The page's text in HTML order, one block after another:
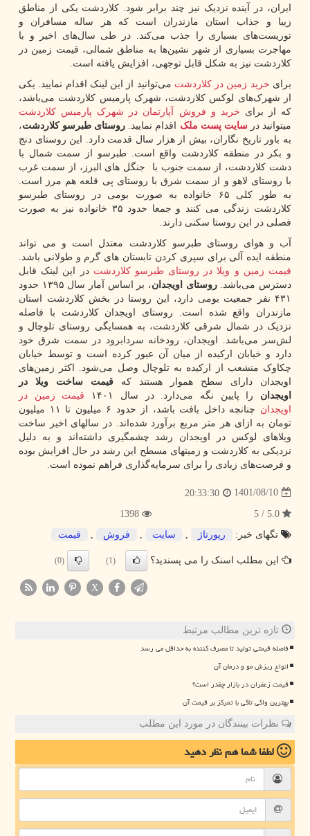
ایران، در آینده نزدیک نیز چند برابر شود. کلاردشت یکی از مناطق
زیبا و جذاب استان مازندران است که هر ساله مسافران و
توریست‌های بسیاری را جذب می‌کند. در طی سال‌های اخیر و با
مهاجرت بسیاری از شهر نشین‌ها به مناطق شمالی، قیمت زمین در
کلاردشت نیز به شکل قابل توجهی، افزایش یافته است.
برای خرید زمین در کلاردشت می‌توانید از این لینک اقدام نمایید. یکی
از شهرک‌های لوکس کلاردشت، شهرک پارمیس کلاردشت می‌باشد،
که از برای خرید و فروش آپارتمان در شهرک پارمیس کلاردشت
میتوانید درسایت پست ملک اقدام نمایید. روستای طبرسو کلاردشت،
به باور تاریخ نگاران، بیش از هزار سال قدمت دارد. این روستای دنج
و بکر در منطقه کلاردشت واقع است. طبرسو از سمت شمال با
دشت کلاردشت، از سمت جنوب با جنگل های البرز، از سمت غرب
با روستای لاهو و از سمت شرق با روستای پی قلعه هم مرز است.
به طور کلی ۶۵ خانواده به صورت بومی در روستای طبرسو
کلاردشت زندگی می کنند و جمعا حدود ۳۵ خانواده نیز به صورت
فصلی در این روستا سکنی دارند.
آب و هوای روستای طبرسو کلاردشت معتدل است و می تواند
منطقه ایده آلی برای سپری کردن تابستان های گرم و طولانی باشد.
قیمت زمین و ویلا در روستای طبرسو کلاردشت در این لینک قابل
دسترس می‌باشد.روستای اویجدان
، بر اساس آمار سال ۱۳۹۵ حدود
۴۳۱ نفر جمعیت بومی دارد، این روستا در بخش کلاردشت استان
مازندران واقع شده است. روستای اویجدان کلاردشت با فاصله
نزدیک در شمال شرقی کلاردشت، به همسایگی روستای تلوچال و
لش‌سر می‌باشد. اویجدان، رودخانه سردابرود در سمت شرق خود
دارد و خیابان ارکیده از میان آن عبور کرده است و توسط خیابان
چکاوک منشعب از ارکیده به تلوچال وصل می‌شود. اکثر زمین‌های
اویجدان دارای سطح هموار هستند که قیمت ساخت ویلا در
اویجدان را پایین نگه می‌دارد. در سال ۱۴۰۱
قیمت زمین‌ در
اویجدان
چنانچه داخل بافت باشد، از حدود ۶ میلیون تا ۱۱ میلیون
تومان به ازای هر متر مربع برآورد شده‌اند. در سالهای اخیر ساخت
ویلاهای لوکس در اویجدان رشد چشمگیری داشته‌اند و به دلیل
نزدیکی به کلاردشت و زمینهای مسطح این رشد در حال افزایش بوده
و فرصت‌های زیادی را برای سرمایه‌گذاری فراهم نموده است.
1401/08/10
20:33:30
تگهای خبر:
رپورتاژ سایت فروش قیمت
این مطلب اسنک را می پسندید؟ (1)
(0)
X
تازه ترین مطالب مرتبط
فاصله قیمتی تولید تا مصرف کننده به حداقل می رسد
انواع ریزش مو و درمان آن
قیمت زعفران در بازار چقدر است؟
بهترین واکی تاکی با تمرکز بر قیمت آن
نظرات بینندگان در مورد این مطلب
لطفا شما همنظر دهید